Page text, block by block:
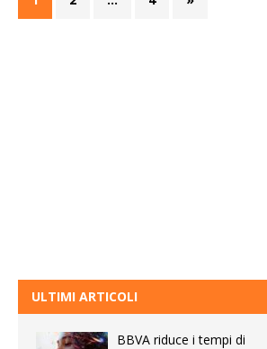
ULTIMI ARTICOLI
BBVA riduce i tempi di